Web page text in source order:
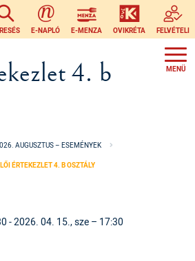
E-NAPLÓ E-MENZA OVIKRÉTA FELVÉTELI
4. b
AUGUSZTUS – ESEMÉNYEK
ÉRTEKEZLET 4. B OSZTÁLY
-2026. 04. 15., sze – 17:30